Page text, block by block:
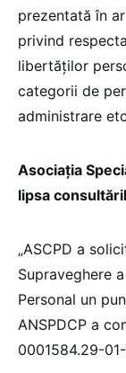
prezentată în
privind
libertăților
categorii de
administrare
Asociația
lipsa
„ASCPD a
Supraveghere
Personal un
ANSPDCP a
0001584.29-